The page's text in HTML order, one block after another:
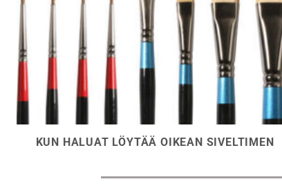
KUN HALUAT LÖYTÄÄ OIKEAN SIVELTIMEN